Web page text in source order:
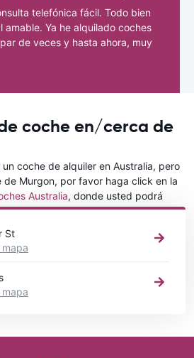
telefónica fácil. Todo bien
amable. Ya he alquilado coches
de veces y hasta ahora, muy
coche en/cerca de
coche de alquiler en Australia, pero
Murgon, por favor haga click en la
Australia, donde usted podrá
desea alquilar un coche.
St